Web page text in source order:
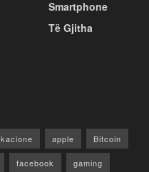
Smartphone
Të Gjitha
apple Bitcoin
facebook gaming